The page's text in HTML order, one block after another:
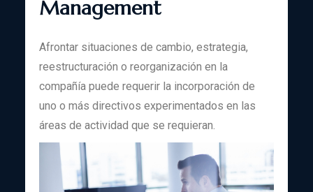
Management
Afrontar situaciones de cambio, estrategia,
reestructuración o reorganización en la
compañía puede requerir la incorporación de
uno o más directivos experimentados en las
áreas de actividad que se requieran.